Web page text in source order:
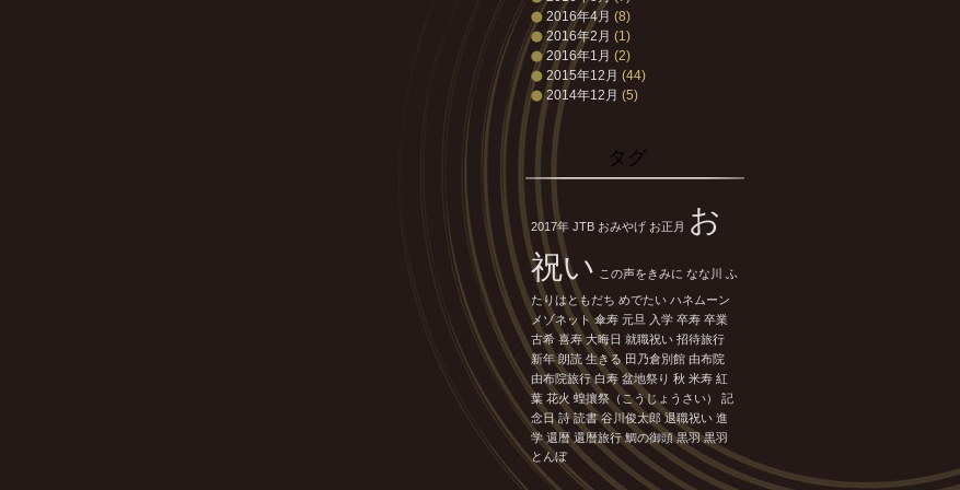
2016年4月 (8)
2016年2月 (1)
2016年1月 (2)
2015年12月 (44)
2014年12月 (5)
タグ
2017年 JTB おみやげ お正月 お
祝い この声をきみに なな川 ふ
たりはともだち めでたい ハネムーン
メゾネット 傘寿 元旦 入学 卒寿 卒業
古希 喜寿 大晦日 就職祝い 招待旅行
新年 朗読 生きる 田乃倉別館 由布院
由布院旅行 白寿 盆地祭り 秋 米寿 紅
葉 花火 蝗攘祭（こうじょうさい）
記
念日 詩 読書 谷川俊太郎 退職祝い 進
学 還暦 還暦旅行 鯛の御頭 黒羽 黒羽
とんぼ